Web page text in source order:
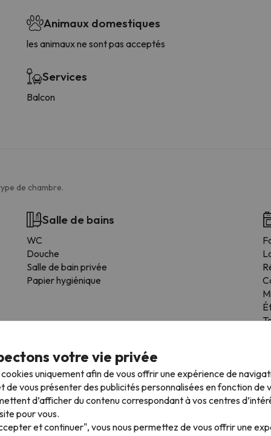
Animaux domestiques
les animaux ne sont pas acceptés
Services
Balcon
de chambre.
Salle de bains
WC
Douche
Salle de bain privée
Papier hygiénique
votre vie privée
cookies uniquement afin de vous offrir une expérience de
de vous présenter des publicités personnalisées en fonction de
d’afficher du contenu correspondant à vos centres
pour vous.
et continuer", vous nous permettez de vous offrir une